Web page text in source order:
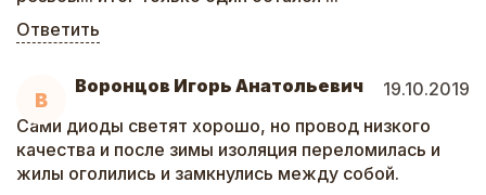
Ответить
В
Воронцов Игорь Анатольевич
19.10.2019
Сами диоды светят хорошо, но провод низкого
качества и после зимы изоляция переломилась и
жилы оголились и замкнулись между собой.